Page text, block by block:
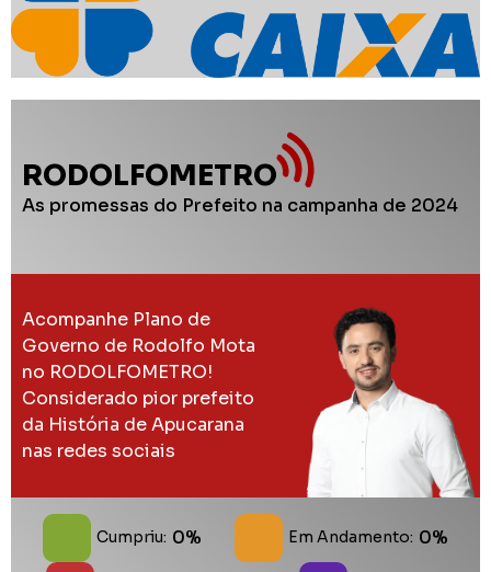
RODOLFOMETRO
As promessas do Prefeito na campanha de 2024
Acompanhe Plano de
Governo de Rodolfo Mota
no RODOLFOMETRO!
Considerado pior prefeito
da História de Apucarana
nas redes sociais
Cumpriu: 0% Em Andamento: 0%